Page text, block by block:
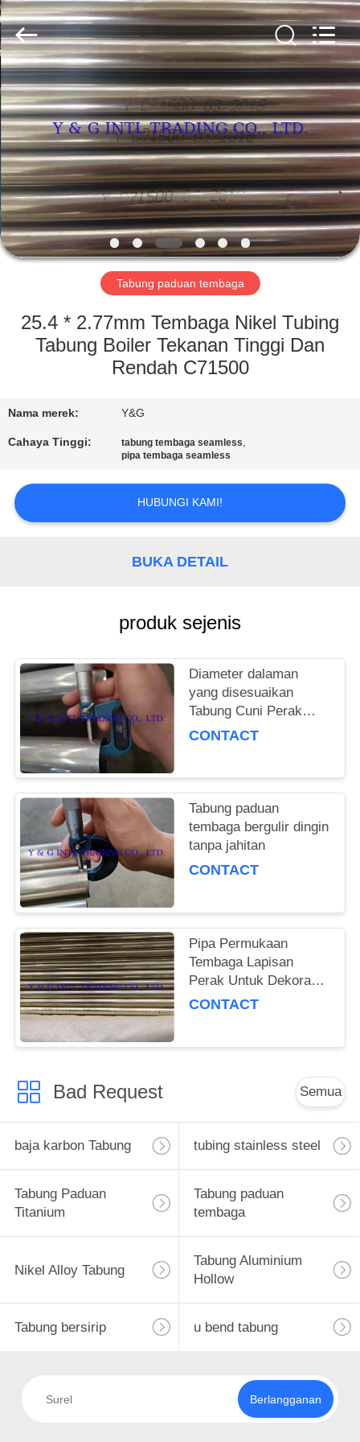
RUMAH
PRODUK
TENTANG
KAMI
TUR
KONTROL
HUBUNGI
KAMI
BERITA
POLICY
Tabung
supplier.
Copyright
©
2018
-
2025
Y
&
G
International
Trading
Company
Limited.
All
Rights
Reserved.
Tabung paduan tembaga
25.4 * 2.77mm Tembaga Nikel Tubing
Tabung Boiler Tekanan Tinggi Dan
Rendah C71500
Nama merek: Y&G
Cahaya Tinggi: tabung tembaga seamless,
pipa tembaga seamless
HUBUNGI KAMI!
BUKA DETAIL
produk sejenis
Diameter dalaman
yang disesuaikan
Tabung Cuni Perak
Digulung Dingin
CONTACT
Tabung paduan
tembaga bergulir dingin
tanpa jahitan
CONTACT
Pipa Permukaan
Tembaga Lapisan
Perak Untuk Dekorasi
Furnitur
CONTACT
Bad Request Semua
baja karbon Tabung tubing stainless steel
Tabung Paduan
Titanium
Tabung paduan
tembaga
Nikel Alloy Tabung
Tabung Aluminium
Hollow
Tabung bersirip u bend tabung
Berlangganan